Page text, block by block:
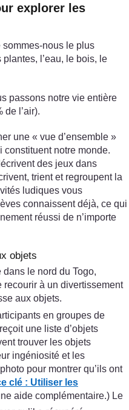
explorer les
nous le plus
l’eau, le bois, le
passons notre vie entière
de l’air).
une « vue d’ensemble »
constituent notre monde.
des jeux dans
trient et regroupent la
ludiques vous
connaissent déjà, ce qui
réussi de n’importe
objets
le nord du Togo,
recourir à un divertissement
aux objets.
en groupes de
une liste d’objets
trouver les objets
ingéniosité et les
pour montrer qu’ils ont
clé : Utiliser les
aide complémentaire.) Le